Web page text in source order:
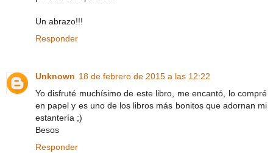
Un abrazo!!!
Responder
Unknown 18 de febrero de 2015 a las 12:22
Yo disfruté muchísimo de este libro, me encantó, lo compré
en papel y es uno de los libros más bonitos que adornan mi
estantería ;)
Besos
Responder